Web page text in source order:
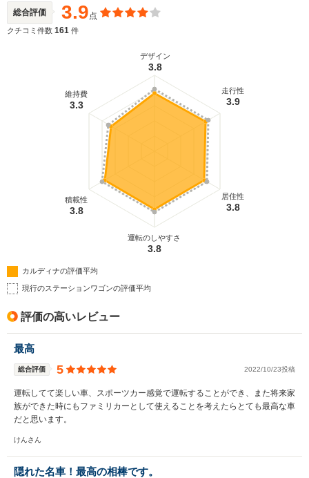
総合評価 3.9点
クチコミ件数 161 件
デザイン
3.8
走行性
3.9
居住性
3.8
運転のしやすさ
3.8
積載性
3.8
維持費
3.3
カルディナの評価平均
現行のステーションワゴンの評価平均
評価の高いレビュー
最高
総合評価 5 2022/10/23投稿
運転してて楽しい車、スポーツカー感覚で運転することができ、また将来家
族ができた時にもファミリカーとして使えることを考えたらとても最高な車
だと思います。
けんさん
隠れた名車！最高の相棒です。